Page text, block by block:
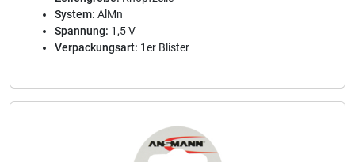
System: AlMn
Spannung: 1,5 V
Verpackungsart: 1er Blister